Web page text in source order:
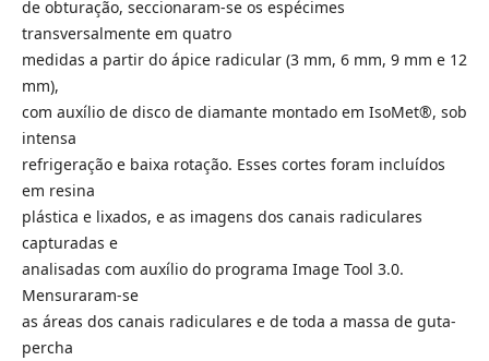
de obturação, seccionaram-se os espécimes
transversalmente em quatro
medidas a partir do ápice radicular (3 mm, 6 mm, 9 mm e 12
mm),
com auxílio de disco de diamante montado em IsoMet®, sob
intensa
refrigeração e baixa rotação. Esses cortes foram incluídos
em resina
plástica e lixados, e as imagens dos canais radiculares
capturadas e
analisadas com auxílio do programa Image Tool 3.0.
Mensuraram-se
as áreas dos canais radiculares e de toda a massa de guta-
percha